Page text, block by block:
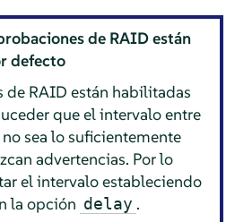
de RAID están
defecto
de RAID están habilitadas
que el intervalo entre
sea lo suficientemente
advertencias. Por lo
el intervalo estableciendo
la opción delay .